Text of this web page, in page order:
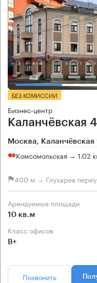
БЕЗ КОМИССИИ
Бизнес-центр
Каланчёвская
Москва, Каланчёвская
Комсомольская → 1.02
400 м → Глухарев
Арендуемые площади
10 кв.м
Класс офисов
B+
Позвонить